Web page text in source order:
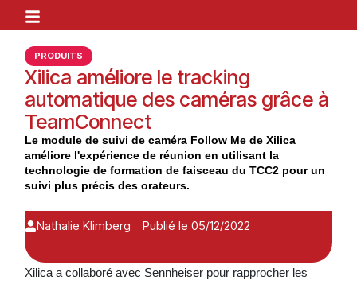
PRODUITS
Xilica améliore le tracking
automatique des caméras grâce à
TeamConnect
Le module de suivi de caméra Follow Me de Xilica
améliore l'expérience de réunion en utilisant la
technologie de formation de faisceau du TCC2 pour un
suivi plus précis des orateurs.
Nathalie Klimberg Publié le 05/12/2022
Xilica a collaboré avec Sennheiser pour rapprocher les